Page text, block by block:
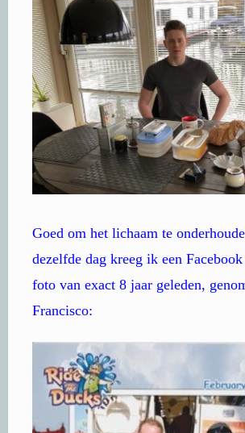
Goed om het lichaam te
dezelfde dag kreeg ik een Facebook
foto van exact 8 jaar geleden,
Francisco: